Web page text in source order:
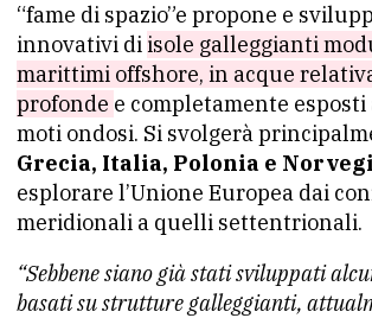
“fame di spazio”e propone e
innovativi diisole galleggianti
marittimi offshore, in acque
profonde e completamente esposti
moti ondosi. Si svolgerà
Grecia, Italia, Polonia e
esplorare l’Unione Europea dai
meridionali a quelli settentrionali.
“Sebbene siano già stati sviluppati
basati su strutture galleggianti,